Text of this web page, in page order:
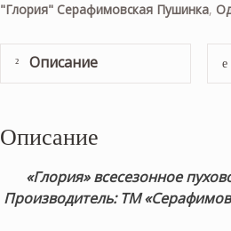
"Глория" Серафимовская Пушинка,
Описание
Описание
«Глория» всесезонное
Производитель: ТМ